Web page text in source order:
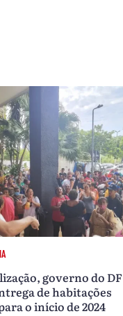
governo do DF
de habitações
o início de 2024